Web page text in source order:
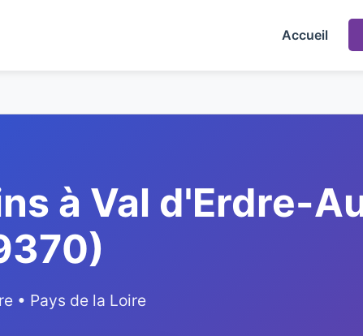
Accueil
à Val d'Erdre-
• Pays de la Loire